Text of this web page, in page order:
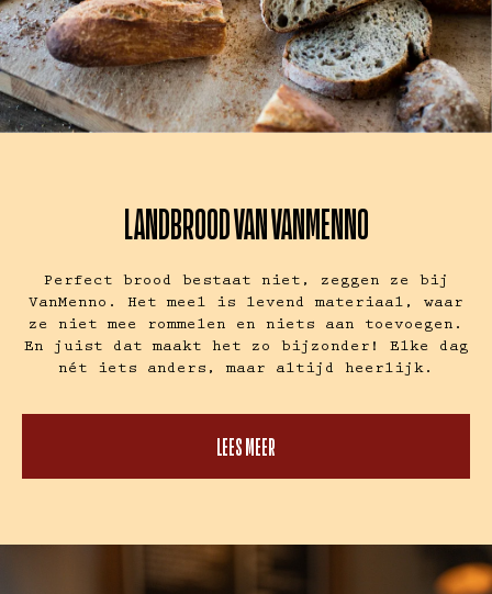
LANDBROOD VAN VANMENNO
Perfect brood bestaat niet, zeggen ze bij
VanMenno. Het meel is levend materiaal, waar
ze niet mee rommelen en niets aan toevoegen.
En juist dat maakt het zo bijzonder! Elke dag
nét iets anders, maar altijd heerlijk.
LEES MEER